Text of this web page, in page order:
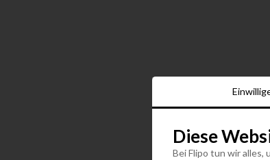
Diese
Bei Flipo tun wir alles,